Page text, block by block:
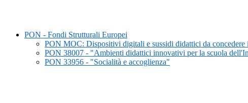
PON - Fondi Strutturali Europei
PON MOC: Dispositivi digitali e sussidi didattici da concedere
PON 38007 - "Ambienti didattici innovativi per la scuola
PON 33956 - "Socialità e accoglienza"